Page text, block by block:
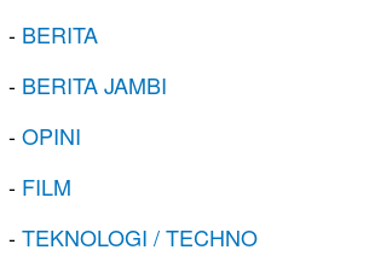
- BERITA
- BERITA JAMBI
-OPINI
- FILM
-TEKNOLOGI / TECHNO